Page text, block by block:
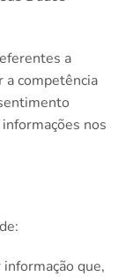
a
a competência
nos
que,